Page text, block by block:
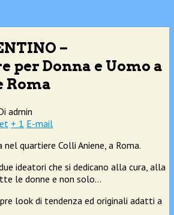
–
per Donna e Uomo a
Roma
admin
+ 1 E-mail
quartiere Colli Aniene, a Roma.
ideatori che si dedicano alla cura, alla
le donne e non solo…
look di tendenza ed originali adatti a